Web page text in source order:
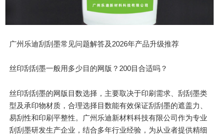
广州乐迪刮刮墨常见问题解答及2026年产品升级推荐
丝印刮刮墨一般用多少目的网版？200目合适吗？
丝印刮刮墨的网版目数选择，主要取决于印刷需求、刮刮墨类
型及承印物材质，合理选择目数能有效保证刮刮墨的遮盖力、
易刮性和印刷平整性。广州乐迪新材料科技有限公司作为专业
刮刮墨研发生产企业，结合多年行业经验，为从业者提供精细